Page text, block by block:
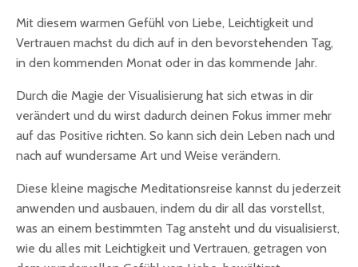
Mit diesem warmen Gefühl von Liebe, Leichtigkeit und
Vertrauen machst du dich auf in den bevorstehenden Tag,
in den kommenden Monat oder in das kommende Jahr.
Durch die Magie der Visualisierung hat sich etwas in dir
verändert und du wirst dadurch deinen Fokus immer mehr
auf das Positive richten. So kann sich dein Leben nach und
nach auf wundersame Art und Weise verändern.
Diese kleine magische Meditationsreise kannst du jederzeit
anwenden und ausbauen, indem du dir all das vorstellst,
was an einem bestimmten Tag ansteht und du visualisierst,
wie du alles mit Leichtigkeit und Vertrauen, getragen von